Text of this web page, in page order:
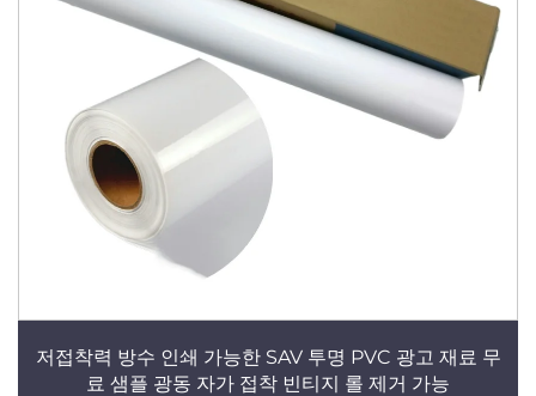
저접착력 방수 인쇄 가능한 SAV 투명 PVC 광고 재료 무
료 샘플 광동 자가 접착 빈티지 롤 제거 가능